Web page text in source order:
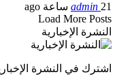
admin 21 ساعة ago
Load More Posts
النشرة الإخبارية
اشترك في النشرة